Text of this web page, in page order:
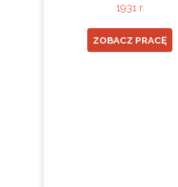
1931 r.
ZOBACZ PRACĘ